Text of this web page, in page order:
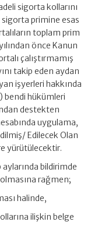
sigorta kollarını
primine esas
toplam prim
önce Kanun
çalıştırmamış
takip eden aydan
işyerleri hakkında
bendi hükümleri
destekten
uygulama,
Edilecek Olan
yürütülecektir.
bildirimde
rağmen;
halinde,
ilişkin belge